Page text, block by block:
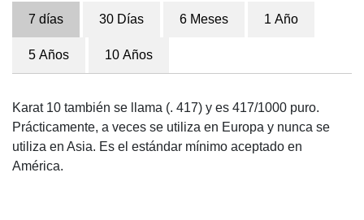
7 días 30 Días 6 Meses 1 Año
5 Años 10 Años
Karat 10 también se llama (. 417) y es 417/1000 puro.
Prácticamente, a veces se utiliza en Europa y nunca se
utiliza en Asia. Es el estándar mínimo aceptado en
América.